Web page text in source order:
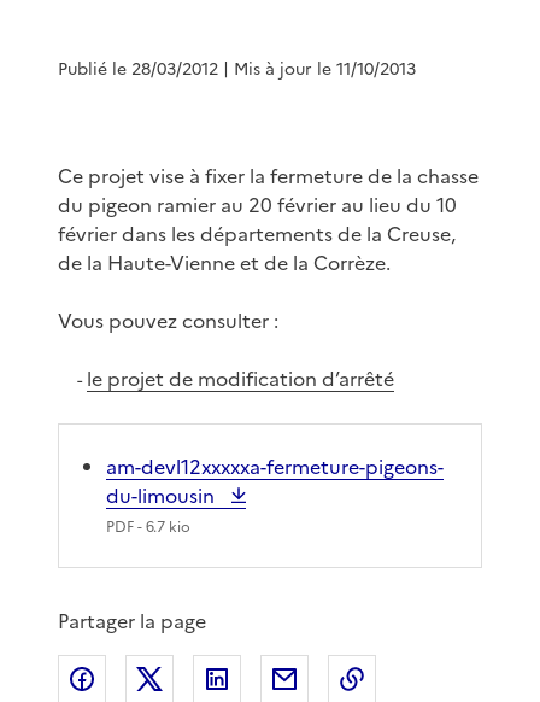
Publié le 28/03/2012 | Mis à jour le 11/10/2013
Ce projet vise à fixer la fermeture de la chasse
du pigeon ramier au 20 février au lieu du 10
février dans les départements de la Creuse,
de la Haute-Vienne et de la Corrèze.
Vous pouvez consulter :
- le projet de modification d’arrêté
am-devl12xxxxxa-fermeture-pigeons-
du-limousin
PDF- 6.7 kio
Partager la page
Partager sur Facebook
Partager sur XPartager sur LinkedIn
Partager par email